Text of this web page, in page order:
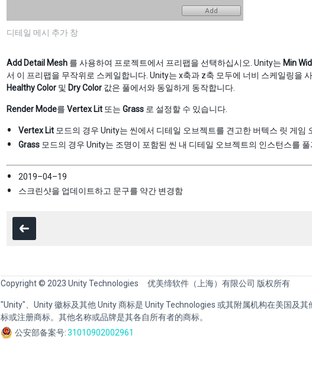
디테일 메시 추가 창
Add Detail Mesh 를 사용하여 프로젝트에서 프리팹을 선택하십시오. Unity는 Min
서 이 프리팹을 무작위로 스케일합니다. Unity는 x축과 z축 모두에 너비 스케일링을
Healthy Color 및 Dry Color 값은 풀에서와 동일하게 동작합니다.
Render Mode를 Vertex Lit 또는 Grass 로 설정할 수 있습니다.
Vertex Lit 모드의 경우 Unity는 씬에서 디테일 오브젝트를 견고한 버텍스 릿 게임
Grass 모드의 경우 Unity는 조명이 포함된 씬 내 디테일 오브젝트의 인스턴스를
2019–04–19
스크린샷을 업데이트하고 문구를 약간 변경함
Copyright © 2023 Unity Technologies 优美缔软件（上海）有限公司 版权所有
"Unity"、Unity 徽标及其他 Unity 商标是 Unity Technologies 或其附属机构在美国及其
标或注册商标。其他名称或品牌是其各自所有者的商标。
公安部备案号:31010902002961